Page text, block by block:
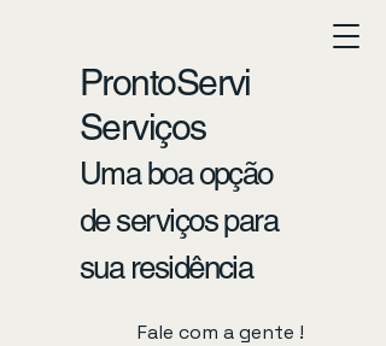
ProntoServi
Serviços
Uma boa opção
de serviços para
sua residência
Fale com a gente !